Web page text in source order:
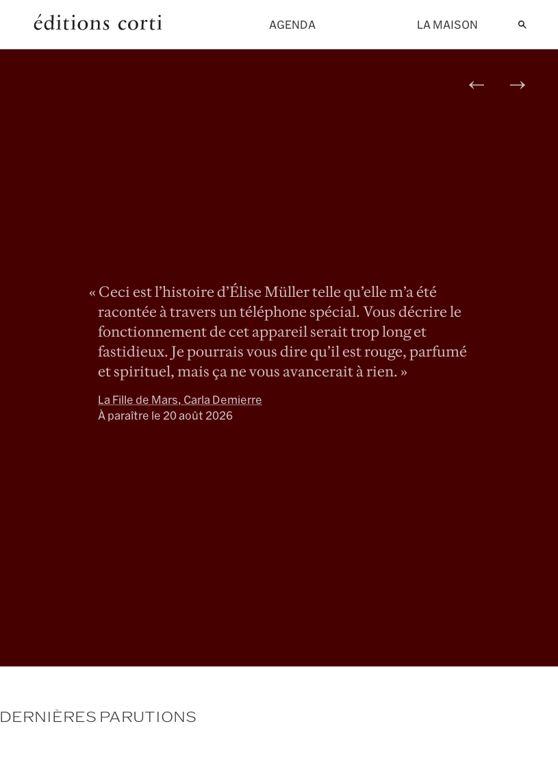
AGENDA LA MAISON
Livre
« Ceci est l’histoire d’Élise Müller telle qu’elle m’a été
racontée à travers un téléphone spécial. Vous décrire le
fonctionnement de cet appareil serait trop long et
fastidieux. Je pourrais vous dire qu’il est rouge, parfumé
et spirituel, mais ça ne vous avancerait à rien. »
La Fille de Mars, Carla Demierre
À paraître le 20 août 2026
DERNIÈRES PARUTIONS